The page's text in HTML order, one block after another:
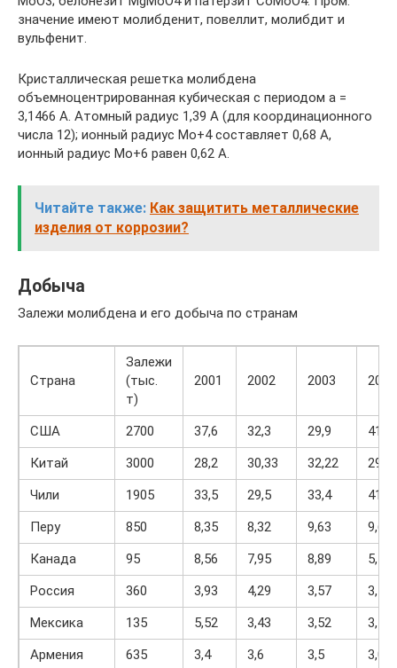
значение имеют молибденит, повеллит, молибдит и
вульфенит.
Кристаллическая решетка молибдена
объемноцентрированная кубическая с периодом а =
3,1466 А. Атомный радиус 1,39 А (для координационного
числа 12); ионный радиус Мо+4 составляет 0,68 А,
ионный радиус Мо+6 равен 0,62 А.
Читайте также: Как защитить металлические
изделия от коррозии?
Добыча
Залежи молибдена и его добыча по странам
Страна
Залежи
(тыс.
т)
2001 2002 2003 2004
США 2700 37,6 32,3 29,9
41,5
Китай
3000 28,2 30,33 32,22
29,0
Чили
1905 33,5 29,5 33,4
Перу
850 8,35 8,32 9,63
9,6
Канада
95 8,56 7,95 8,89
5,7
Россия
360 3,93 4,29 3,57
3,11
Мексика
135 5,52 3,43 3,52
3,7
Армения
635 3,4 3,6 3,5
3,0